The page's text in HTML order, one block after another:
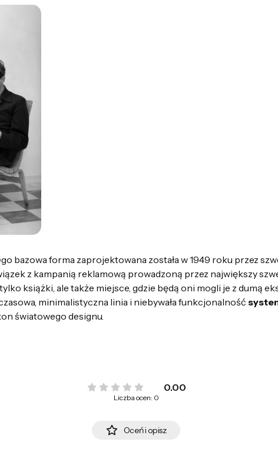
bazowa forma zaprojektowana została w 1949 roku przez
z kampanią reklamową prowadzoną przez największy
książki, ale także miejsce, gdzie będą oni mogli je z dumą
minimalistyczna linia i niebywała funkcjonalność
światowego designu.
0.00
Liczba ocen: 0
Oceń i opisz